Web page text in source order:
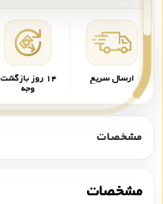
ارسال سریع ۱۴ روز بازگشت
وجه
مشخصات
مشخصات